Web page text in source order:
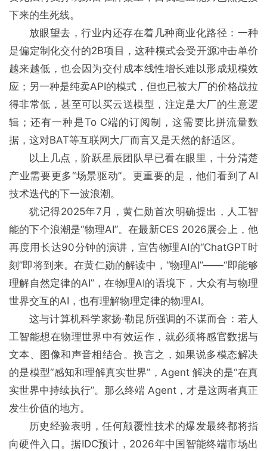
下来的生死线。
放眼望去，行业内还存在着几种商业化路径：一种
是偏定制化交付的2B项目，这种模式会受开源冲击单价
越来越低，也会因为交付成本线性增长难以形成规模效
应；另一种是纯卖API的模式，但也已被大厂的价格战拉
得非常低，甚至可以买云送模型，注定是大厂的生意逻
辑；还有一种是To C端的订阅制，这需要比拼流量数
据，这对BAT等互联网大厂而言又是天然的舒适区。
以上几点，阶跃星辰团队早已看在眼里，十分清楚
产业需要更多“场景驱动”。更重要的是，他们看到了AI
技术迭代的下一波浪潮。
犹记得2025年7月，黄仁勋首次明确提出，人工智
能的下个浪潮是“物理AI”。在最新CES 2026展会上，他
再度用长达90分钟的演讲，宣告物理AI的“ChatGPT时
刻”即将到来。在黄仁勋的解读中，“物理AI”——“即能够
理解自然定律的AI”，在物理AI的语境下，大众有与物理
世界交互的AI，也有理解物理定律的物理AI。
这与计算机科学家扬·勒昆所强调的不谋而合：若人
工智能想在物理世界中有效运作，就必须将感官数据与
文本、图像和声音相结合。换言之，如果说多模态解决
的是模型“感知和理解真实世界”，Agent 解决的是“在真
实世界中持续执⾏”。那么终端 Agent，才是这两者真正
发⽣价值的地⽅。
历史经验表明，任何颠覆性技术的爆发最终都将指
向硬件⼊⼝。据IDC预计，2026年中国智能终端市场出